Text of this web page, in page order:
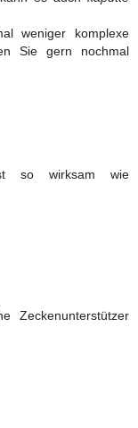
weniger komplexe
Sie gern nochmal
so wirksam wie
Zeckenunterstützer